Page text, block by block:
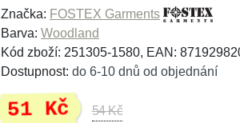
Značka: FOSTEX Garments
Barva: Woodland
Kód zboží: 251305-1580, EAN:
Dostupnost: do 6-10 dnů od objednání
51 Kč 54 Kč